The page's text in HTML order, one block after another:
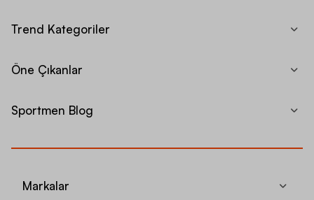
Trend Kategoriler
Öne Çıkanlar
Sportmen Blog
Markalar